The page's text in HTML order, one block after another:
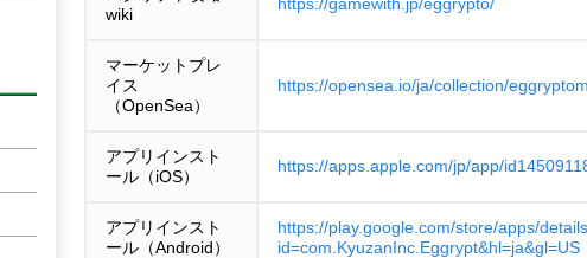
wiki
マーケットプレ
イス
（OpenSea）
https://opensea.io/ja/collection/
アプリインスト
ール（iOS）
https://apps.apple.com/jp/app/
アプリインスト
ール（Android）
https://play.google.com/store/apps/
id=com.KyuzanInc.Eggrypt&hl=ja&gl=US